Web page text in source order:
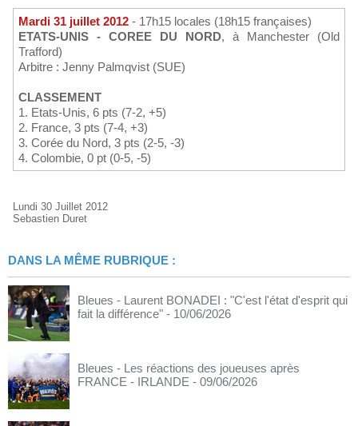
Mardi 31 juillet 2012 - 17h15 locales (18h15 françaises)
ETATS-UNIS - COREE DU NORD, à Manchester (Old
Trafford)
Arbitre : Jenny Palmqvist (SUE)
CLASSEMENT
1. Etats-Unis, 6 pts (7-2, +5)
2. France, 3 pts (7-4, +3)
3. Corée du Nord, 3 pts (2-5, -3)
4. Colombie, 0 pt (0-5, -5)
Lundi 30 Juillet 2012
Sebastien Duret
DANS LA MÊME RUBRIQUE :
Bleues - Laurent BONADEI : "C'est l'état d'esprit qui
fait la différence" - 10/06/2026
Bleues - Les réactions des joueuses après
FRANCE - IRLANDE - 09/06/2026